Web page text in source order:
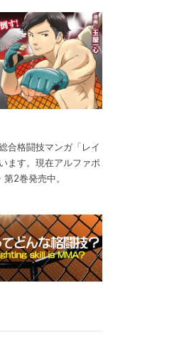
合格闘技マンガ「レイ
ます。現在アルファポ
2巻発売中。